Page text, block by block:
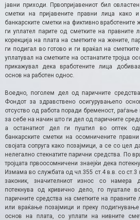
јавни приходи. Првопријавениот бил
сметки на пријавените правни лица како
банкарските сметки на фиктивно вработените
ги уплател парите од сметките на правните
корекција на плата на сметките на жените,
ги подигал во готово и ги враќал на
уплатувал на сметките на останатите тројца
прикажувал дека вработените лица
основ на работен однос.
Воедно, поголем дел од паричните
Фондот за здравствено осигурувањепо
отсуство од работа поради бременост, раѓање
за себе на начин што ги дел од паричните
а останатиот дел ги пуштил во оптек
банкарските сметки на осомничените
својата сопруга како позајмици, а се со цел
нелегално стекнатите парични средства. По
тројцата првоосомничени знаејќи дека
Измама во службата од чл.355 ст.4 в.в. со ст.3
законик, значителниот износ со намера
потекнува од кривично дело, го пуштале
паричните средства на сметките на
или враќање позајмици и преку
основ на плата, со уплати на нивните